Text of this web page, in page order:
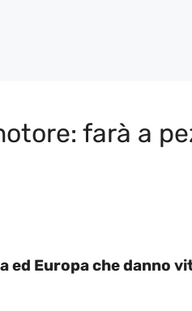
farà a
ed Europa che danno